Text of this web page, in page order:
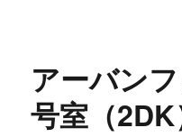
アーバン
号室（2DK